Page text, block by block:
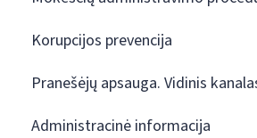
Korupcijos prevencija
Pranešėjų apsauga. Vidinis
Administracinė informacija